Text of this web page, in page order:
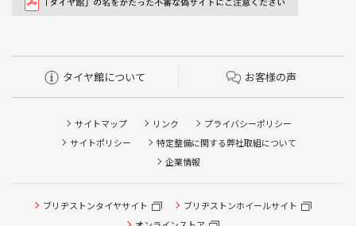
タイヤ館について お客様の声
サイトマップ リンク
プライバシーポリシー
サイトポリシー
特定整備に関する弊社取組について
企業情報
ブリヂストンタイヤサイト
ブリヂストンホイールサイト
タイヤ点検・安全点検/タイヤ履き替え/オイル交換/その他
ピット作業の予約